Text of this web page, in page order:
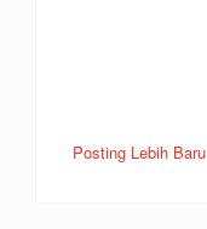
Posting Lebih Baru